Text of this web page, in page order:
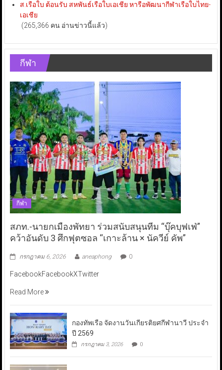
ส.เรือใบ ต้อนรับ สหพันธ์เรือใบเอเชีย หารือพัฒนากีฬาเรือใบไทย-
เอเชีย
(265,366 คน อ่านข่าวนี้แล้ว)
กีฬา
กีฬา
สภท.-นายกเมืองพัทยา ร่วมสนับสนุนทีม “บุ๊คบุฟเฟ่”
คว้าอันดับ 3 ศึกฟุตซอล “เกาะล้าน × นัควีย์ คัพ”
กรกฎาคม 6, 2026 aneaphong 0
FacebookFacebookXTwitter
Read More
กองทัพเรือ จัดงานวันเกียรติยศกีฬานาวี ประจำ
ปี 2569
กรกฎาคม 3, 2026 0